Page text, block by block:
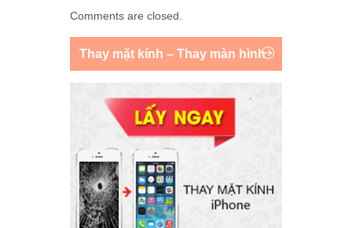
Comments are closed.
Thay mặt kính – Thay màn hình